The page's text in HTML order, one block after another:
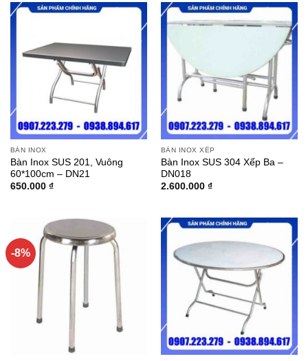
2.200.000 ₫.
BÀN INOX
Bàn Inox SUS 201, Vuông
60*100cm – DN21
650.000 ₫
BÀN INOX XẾP
Bàn Inox SUS 304 Xếp Ba –
DN018
2.600.000 ₫
-8%